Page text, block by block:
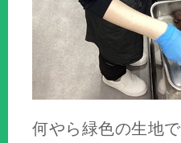
何やら緑色の生地